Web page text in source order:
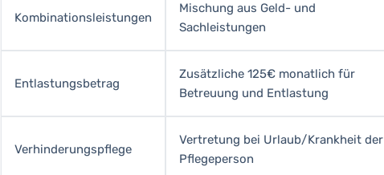
Kombinationsleistungen
Mischung aus Geld- und
Sachleistungen
Entlastungsbetrag
Zusätzliche 125€ monatlich für
Betreuung und Entlastung
Verhinderungspflege
Vertretung bei Urlaub/Krankheit der
Pflegeperson